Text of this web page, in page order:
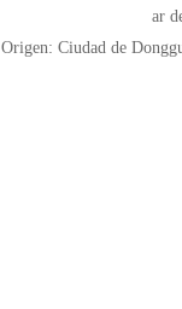
ar
Origen: Ciudad de